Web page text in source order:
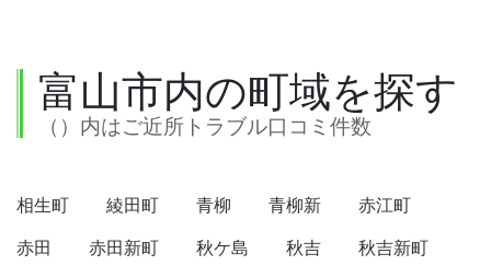
富山市内の町域を探す
（）内はご近所トラブル口コミ件数
相生町 綾田町 青柳 青柳新
赤江町
赤田
赤田新町 秋ケ島 秋吉
秋吉新町